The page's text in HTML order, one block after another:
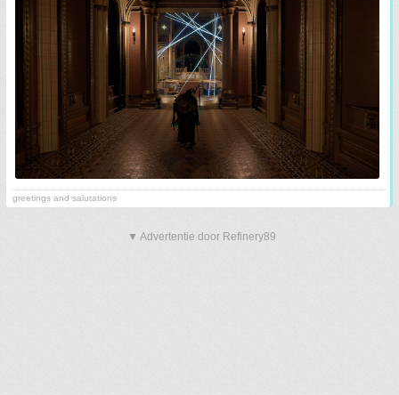
greetings and salutations
▼ Advertentie door Refinery89